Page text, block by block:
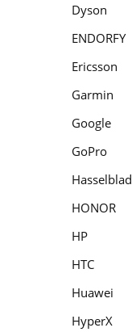
Dyson
ENDORFY
Ericsson
Garmin
Google
GoPro
Hasselblad
HONOR
HP
HTC
Huawei
HyperX